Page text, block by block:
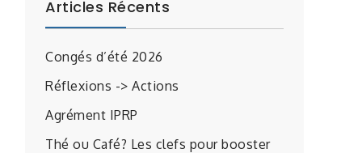
Articles Récents
Congés d’été 2026
Réflexions -> Actions
Agrément IPRP
Thé ou Café? Les clefs pour booster